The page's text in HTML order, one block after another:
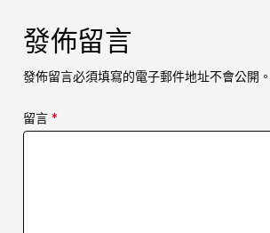
發佈留言
發佈留言必須填寫的電子郵件地址不會公開。
留言 *